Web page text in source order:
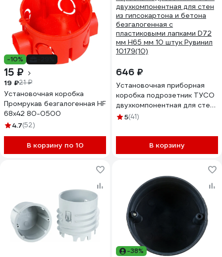
-10%
15 ₽
19 ₽21 ₽
Установочная коробка
Промрукав безгалогенная HF
68х42 80-0500
4.7(52)
В корзину по 10
646 ₽
Установочная приборная
коробка подрозетник ТУСО
двухкомпонентная для стен
из гипсокартона и бетона
пластиковыми лапками D72
мм H65 мм 10 штук Рувинил
10179(10)
5(41)
В корзину
-38%